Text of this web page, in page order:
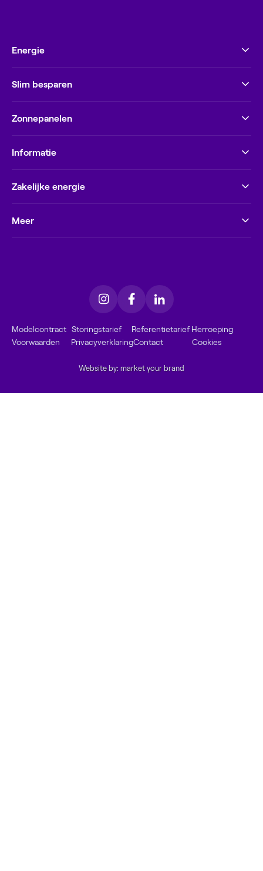
Energie
Slim besparen
Zonnepanelen
Informatie
Zakelijke energie
Meer
Modelcontract Storingstarief Referentietarief Herroeping
Voorwaarden
PrivacyverklaringContact Cookies
Website by: market your brand